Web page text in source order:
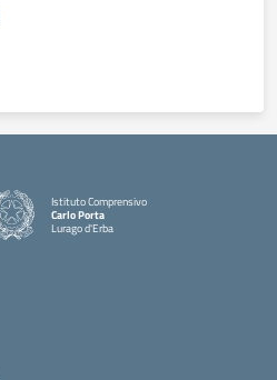
Istituto Comprensivo
Carlo Porta
Lurago d'Erba
— Visita la pagina iniziale della scuola